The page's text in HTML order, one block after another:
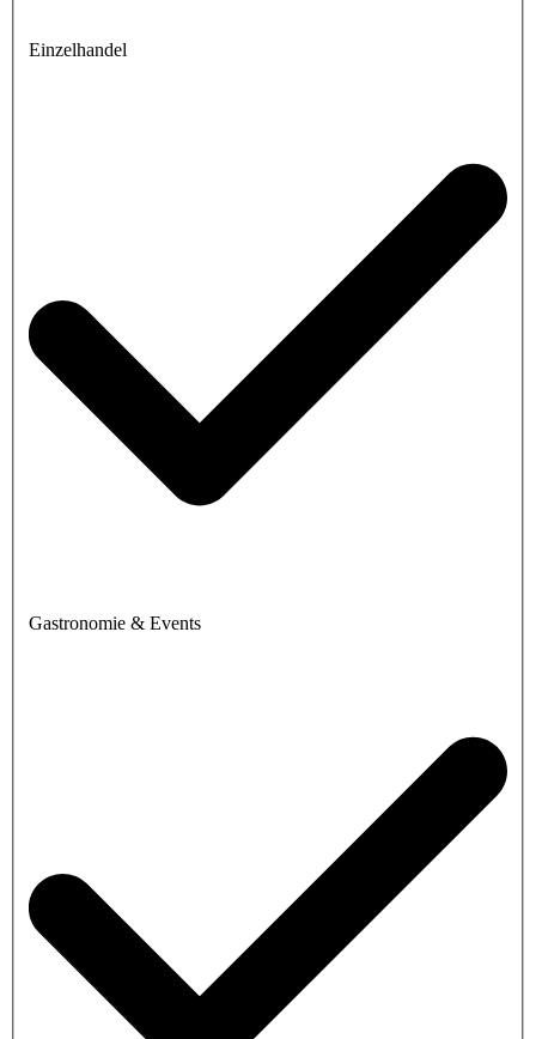
Einzelhandel
Gastronomie & Events